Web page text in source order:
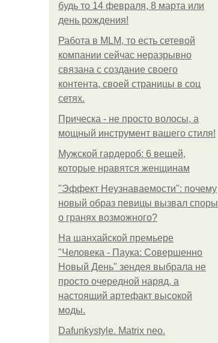
будь то 14 февраля, 8 марта или
день рождения!
Работа в MLM, то есть сетевой
компании сейчас неразрывно
связана с создание своего
контента, своей страницы в соц
сетях.
Прическа - не просто волосы, а
мощный инструмент вашего стиля!
Мужской гардероб: 6 вещей,
которые нравятся женщинам
"Эффект Неузнаваемости": почему
новый образ певицы вызвал споры
о гранях возможного?
На шанхайской премьере
"Человека - Паука: Совершенно
Новый День" зендея выбрала не
просто очередной наряд, а
настоящий артефакт высокой
моды.
Dafunkystyle. Matrix neo.